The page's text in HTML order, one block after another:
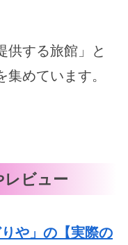
供する旅館」と
めています。
レビュー
や」の【実際の